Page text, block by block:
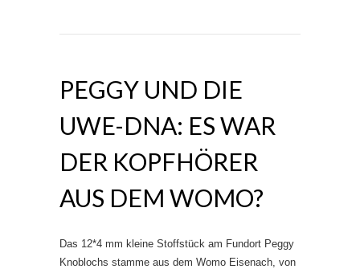
PEGGY UND DIE
UWE-DNA: ES WAR
DER KOPFHÖRER
AUS DEM WOMO?
Das 12*4 mm kleine Stoffstück am Fundort Peggy
Knoblochs stamme aus dem Womo Eisenach, von